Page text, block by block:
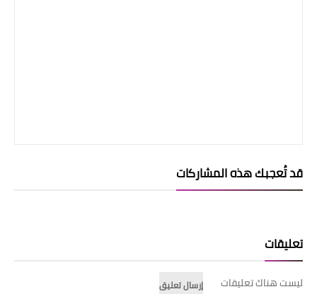
قد تُعجبك هذه المشاركات
تعليقات
ليست هناك تعليقات إرسال تعليق